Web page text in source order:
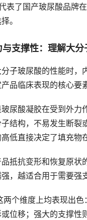
表了国产玻尿酸品牌
。
支撑性：理解大
子玻尿酸的性能时
品临床表现的核心要
尿酸凝胶在受到外力
结构，不易发生断裂
直接决定了填充物
抵抗变形和恢复原状
，越适合用于需要强
两个维度上均表现出
位移；强大的支撑性